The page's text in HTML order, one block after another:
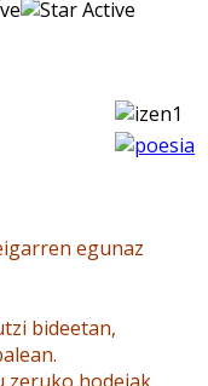
egunaz
bideetan,